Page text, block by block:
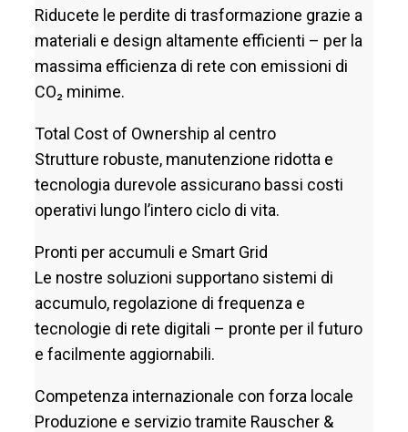
Riducete le perdite di trasformazione grazie a
materiali e design altamente efficienti – per la
massima efficienza di rete con emissioni di
CO₂ minime.
Total Cost of Ownership al centro
Strutture robuste, manutenzione ridotta e
tecnologia durevole assicurano bassi costi
operativi lungo l’intero ciclo di vita.
Pronti per accumuli e Smart Grid
Le nostre soluzioni supportano sistemi di
accumulo, regolazione di frequenza e
tecnologie di rete digitali – pronte per il futuro
e facilmente aggiornabili.
Competenza internazionale con forza locale
Produzione e servizio tramite Rauscher &